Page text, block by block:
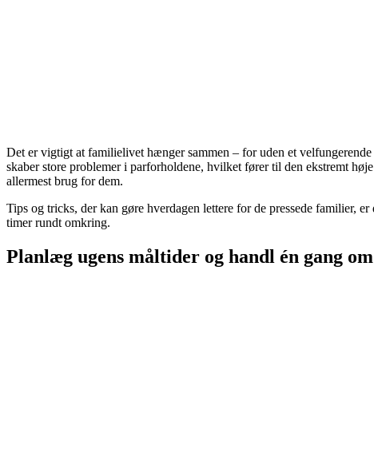
Det er vigtigt at familielivet hænger sammen – for uden et
skaber store problemer i parforholdene, hvilket fører til den ekstremt
allermest brug for dem.
Tips og tricks, der kan gøre hverdagen lettere for de pressede familier,
timer rundt omkring.
Planlæg ugens måltider og handl én gang